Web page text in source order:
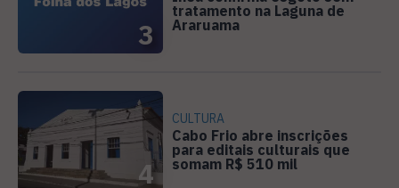
3
tratamento na Laguna de
Araruama
4
CULTURA
Cabo Frio abre inscrições
para editais culturais que
somam R$ 510 mil